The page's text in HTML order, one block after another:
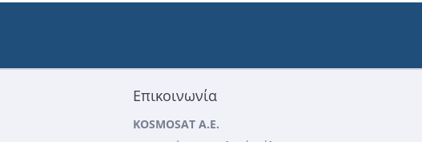
Επικοινωνία
KOSMOSAT A.E.